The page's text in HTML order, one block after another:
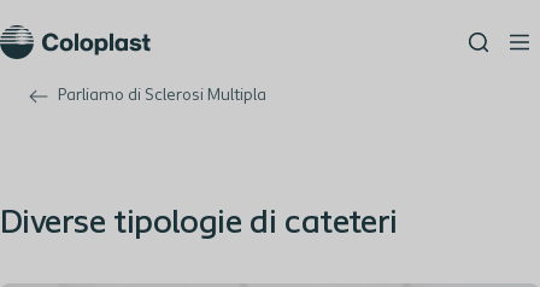
Parliamo di Sclerosi Multipla
Diverse tipologie di cateteri